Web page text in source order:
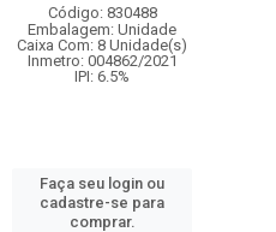
Código: 830488
Embalagem: Unidade
Caixa Com: 8 Unidade(s)
Inmetro: 004862/2021
IPI: 6.5%
Faça seu login ou
cadastre-se para
comprar.